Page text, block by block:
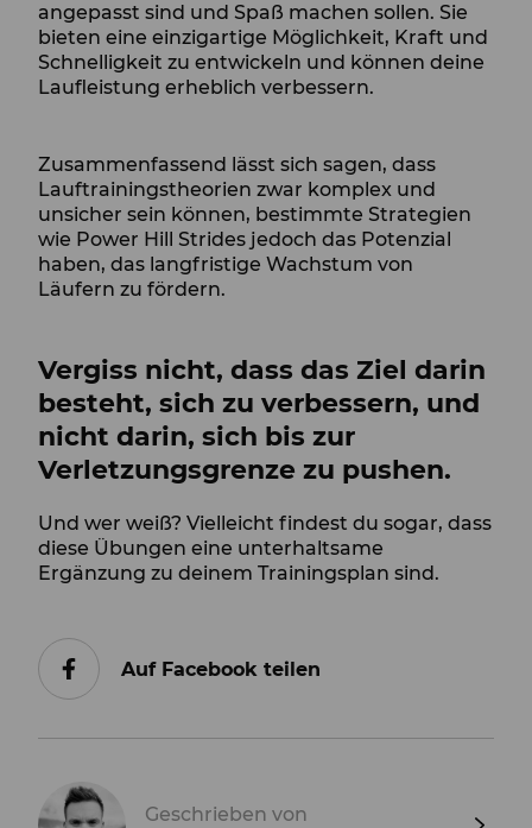
angepasst sind und Spaß machen sollen. Sie
bieten eine einzigartige Möglichkeit, Kraft und
Schnelligkeit zu entwickeln und können deine
Laufleistung erheblich verbessern.
Zusammenfassend lässt sich sagen, dass
Lauftrainingstheorien zwar komplex und
unsicher sein können, bestimmte Strategien
wie Power Hill Strides jedoch das Potenzial
haben, das langfristige Wachstum von
Läufern zu fördern.
Vergiss nicht, dass das Ziel darin
besteht, sich zu verbessern, und
nicht darin, sich bis zur
Verletzungsgrenze zu pushen.
Und wer weiß? Vielleicht findest du sogar, dass
diese Übungen eine unterhaltsame
Ergänzung zu deinem Trainingsplan sind.
Auf Facebook teilen
Geschrieben von